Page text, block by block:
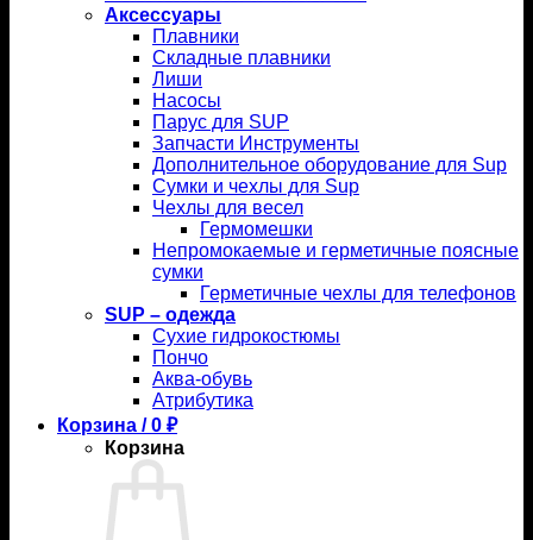
Аксессуары
Плавники
Складные плавники
Лиши
Насосы
Парус для SUP
Запчасти Инструменты
Дополнительное оборудование для Sup
Сумки и чехлы для Sup
Чехлы для весел
Гермомешки
Непромокаемые и герметичные поясные
сумки
Герметичные чехлы для телефонов
SUP – одежда
Сухие гидрокостюмы
Пончо
Аква-обувь
Атрибутика
Корзина /0 ₽
Корзина